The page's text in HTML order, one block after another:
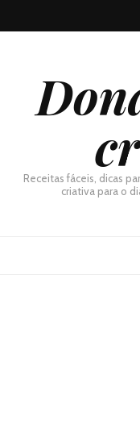
Receitas fáceis, dicas
criativa para o